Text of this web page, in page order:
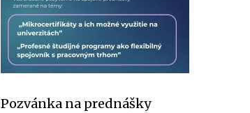
Pozvánka na prednášky